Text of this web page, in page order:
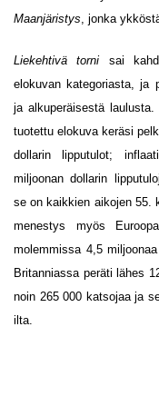
Maanjäristys, jonka
Liekehtivä torni sai
elokuvan kategoriasta, ja
ja alkuperäisestä
tuotettu elokuva keräsi
dollarin lipputulot;
miljoonan dollarin
se on kaikkien aikojen 55.
menestys myös
molemmissa 4,5
Britanniassa peräti lähes
noin 265 000 katsojaa ja
ilta.